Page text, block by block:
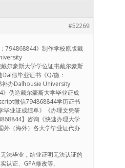
#52269
794868844》制作学校原版戴
尔豪斯大学学位证书戴尔豪斯
假毕业证书《Q/微：
补办Dalhousie University
伪造戴尔豪斯大学毕业证成
微信794868844学历证书
毕业证成绩单》《办理文凭研
】咨询《快速办理大学
外（海外）各大学毕业证代办
法毕业，结业证明无法认证的
认证、GPA修改等。